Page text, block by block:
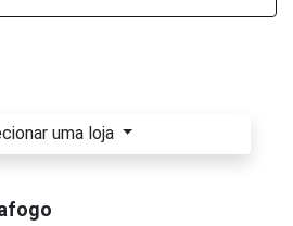
uma loja